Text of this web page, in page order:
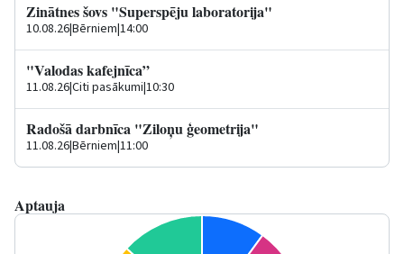
Zinātnes šovs "Superspēju laboratorija"
10.08.26|Bērniem|14:00
"Valodas kafejnīca”
11.08.26|Citi pasākumi|10:30
Radošā darbnīca "Ziloņu ģeometrija"
11.08.26|Bērniem|11:00
Aptauja